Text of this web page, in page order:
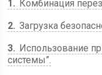
1
Комбинация
2 Загрузка
3
Использование
системы”.